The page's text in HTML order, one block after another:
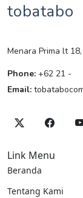
tobatabo
Menara Prima lt
Phone: +62 21 -
Email:
Link Menu
Beranda
Tentang Kami